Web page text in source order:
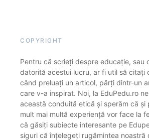
COPYRIGHT
Pentru că scrieți despre educație, sau
datorită acestui lucru, ar fi util să citați
când preluați un articol, părți dintr-un
care v-a inspirat. Noi, la EduPedu.ro
această conduită etică și sperăm că și
mult mai multă experiență vor face la
că găsiți subiecte interesante pe
siguri că înțelegeți rugămintea noastră